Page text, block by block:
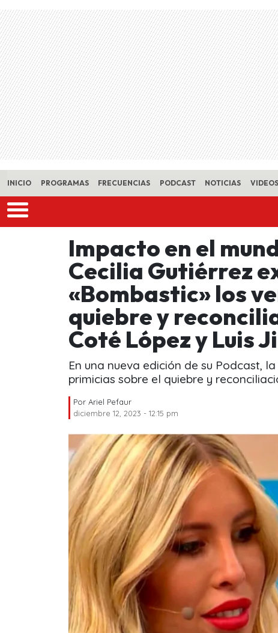
Skip to main content
INICIO PROGRAMAS FRECUENCIAS PODCAST NOTICIAS VIDEOS
Impacto en el
Cecilia Gutiérrez
«Bombastic» los
quiebre y
Coté López y Luis
En una nueva edición de su Podcast,
primicias sobre el quiebre y
Por Ariel Pefaur
diciembre 12, 2023 - 12:15 pm